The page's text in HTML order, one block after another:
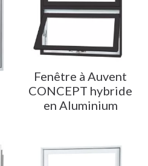
Fenêtre à Auvent
CONCEPT hybride
en Aluminium